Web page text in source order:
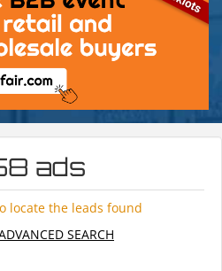
ads
locate the leads found
SEARCH